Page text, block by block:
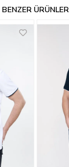
BENZER ÜRÜNLER